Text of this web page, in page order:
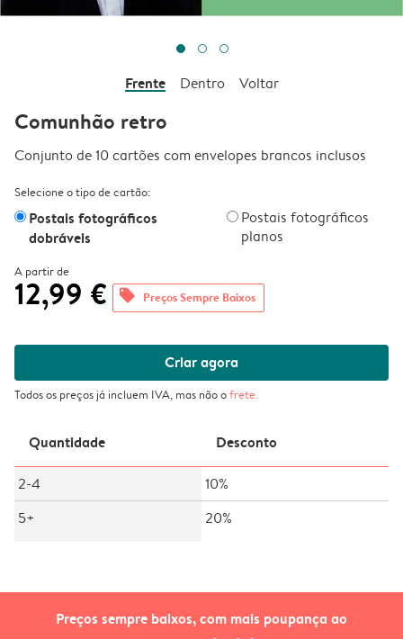
Preços sempre baixos, com mais poupança ao
Frente Dentro Voltar
Comunhão retro
Conjunto de 10 cartões com envelopes brancos inclusos
Selecione o tipo de cartão:
Postais fotográficos
dobráveis
Postais fotográficos
planos
A partir de
12,99 € offers Preços Sempre Baixos
Criar agora
Todos os preços já incluem IVA, mas não ofrete.
Quantidade Desconto
2-4
10%
5+
20%